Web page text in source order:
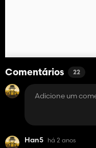
Comentários 22
Han5 há 2 anos